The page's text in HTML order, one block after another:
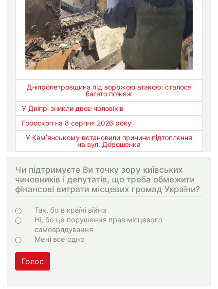
Дніпропетровщина під ворожою атакою: сталося
багато пожеж
У Дніпрі зникли двоє чоловіків
Гороскоп на 8 серпня 2026 року
У Кам’янському встановили причини підтоплення
на вул. Дорошенка
Чи підтримуєте Ви точку зору київських
чиновників і депутатів, що треба обмежити
фінансові витрати місцевих громад України?
Варіанти
Так, бо в країні війна
Ні, бо це порушення прав місцевого
самоврядування
Мені все одно
Голос